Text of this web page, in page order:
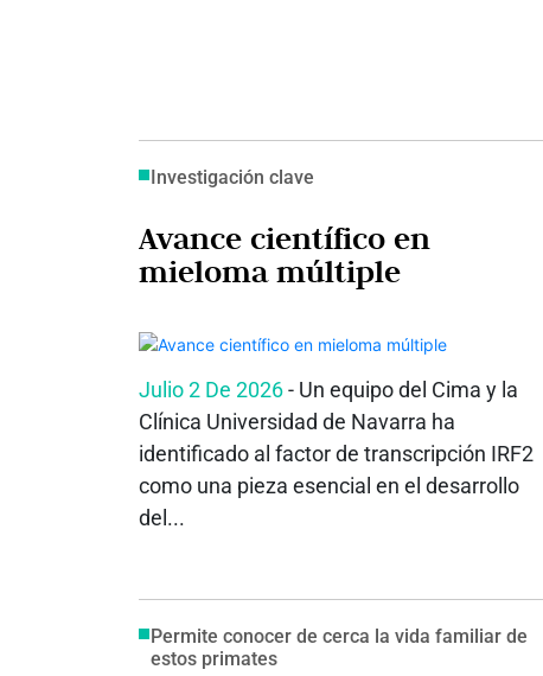
Investigación clave
Avance científico en
mieloma múltiple
Julio 2 De 2026- Un equipo del Cima y la
Clínica Universidad de Navarra ha
identificado al factor de transcripción IRF2
como una pieza esencial en el desarrollo
del...
Permite conocer de cerca la vida familiar de
estos primates